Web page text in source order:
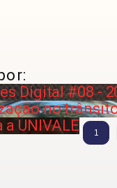
Digital #08 -
no
UNIVALE
1